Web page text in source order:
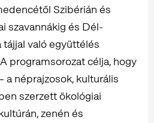
Szibérián és
szavannákig és Dél-
tájjal való együttélés
programsorozat célja, hogy
a néprajzosok, kulturális
szerzett ökológiai
zenén és